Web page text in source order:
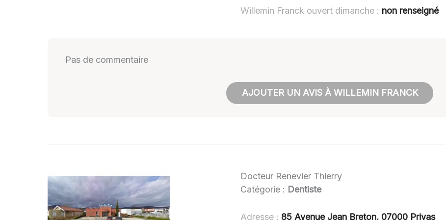
Willemin Franck ouvert dimanche : non renseigné
Pas de commentaire
AJOUTER UN AVIS À WILLEMIN FRANCK
Docteur Renevier Thierry
Catégorie : Dentiste
Adresse : 85 Avenue Jean Breton, 07000 Privas